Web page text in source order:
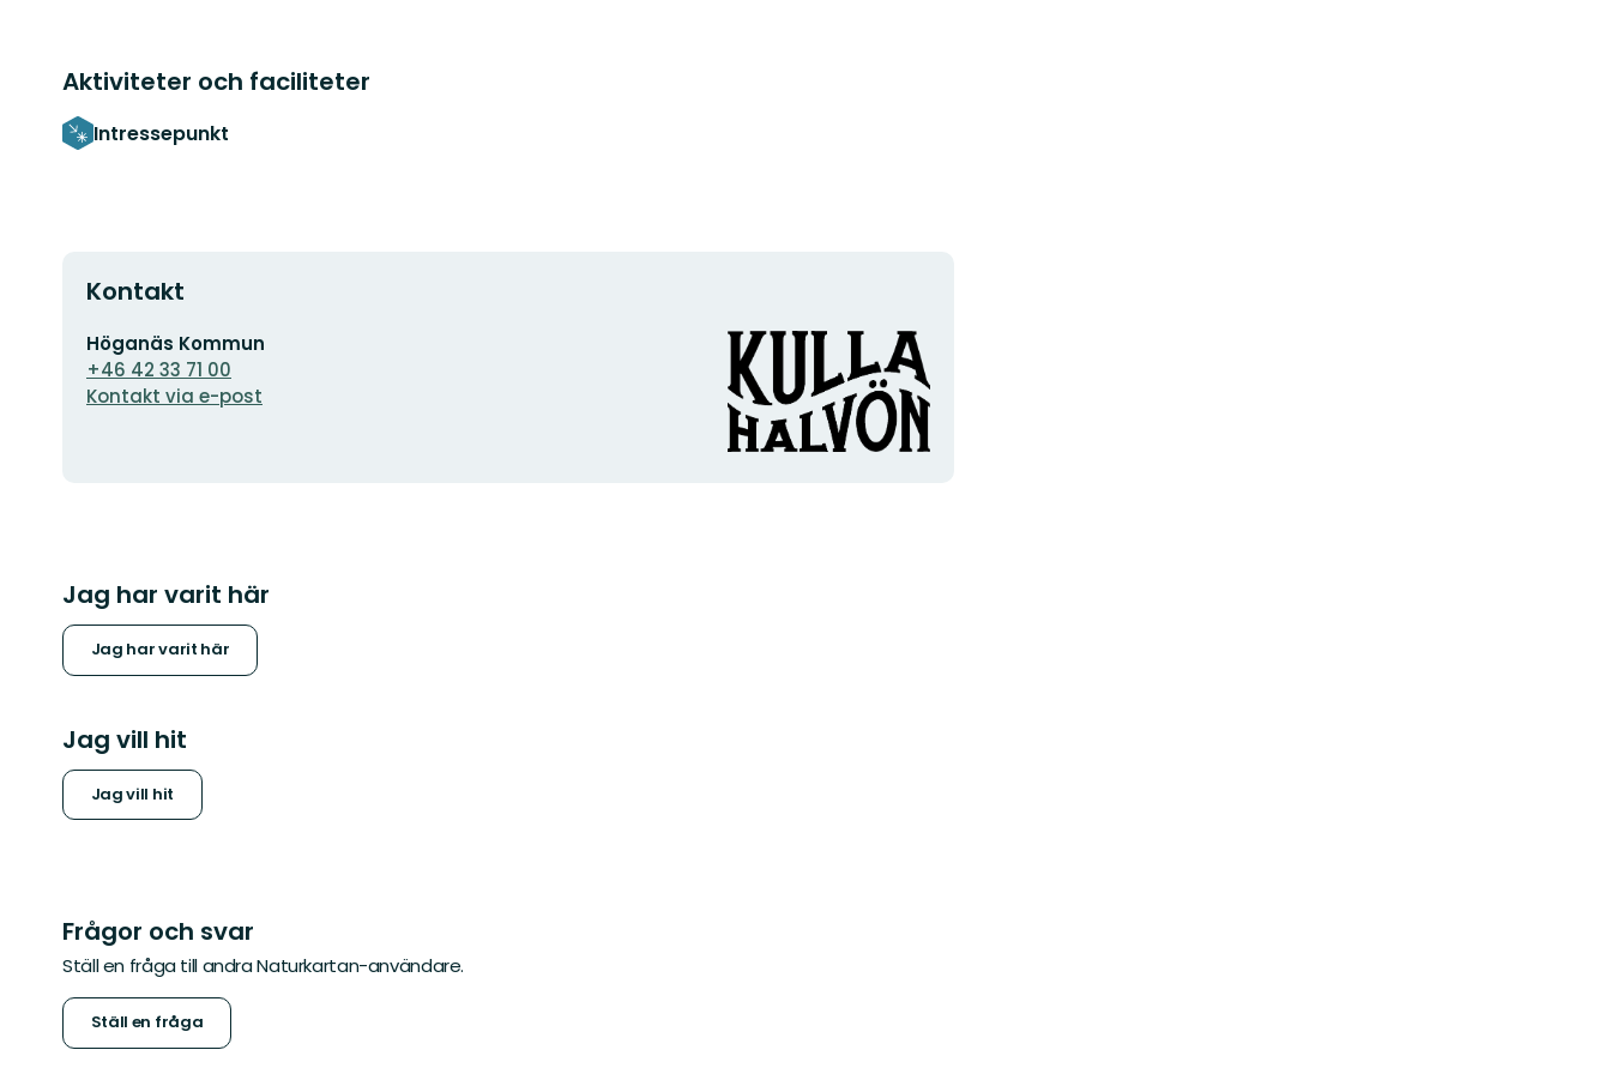
Aktiviteter och faciliteter
Intressepunkt
Kontakt
E-
postadress
Höganäs Kommun
+46 42 33 71 00
Kontakt via e-post
Organisationens
logotyp
Jag har varit här
Jag har varit här
Jag vill hit
Jag vill hit
Frågor och svar
Ställ en fråga till andra Naturkartan-användare.
Ställ en fråga